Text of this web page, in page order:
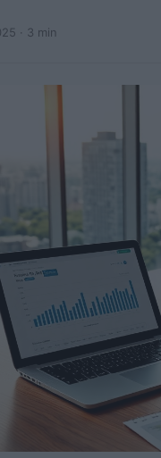
· 3 min